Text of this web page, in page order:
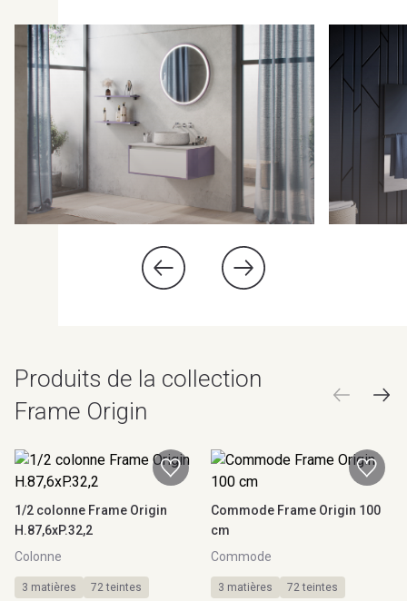
Produits de la collection
Frame Origin
1/2 colonne Frame Origin
H.87,6xP.32,2
Colonne
3 matières 72 teintes
Commode Frame Origin 100
cm
Commode
3 matières 72 teintes